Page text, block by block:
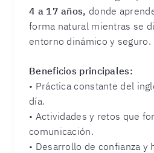
4 a 17 años, donde
forma natural mientras se
entorno dinámico y seguro.
Beneficios principales:
• Práctica constante del
día.
• Actividades y retos que
comunicación.
• Desarrollo de confianza y